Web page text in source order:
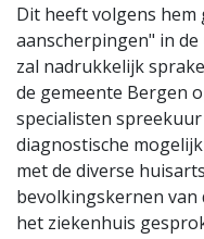
Dit heeft volgens hem
aanscherpingen" in
zal nadrukkelijk
de gemeente Bergen
specialisten
diagnostische
met de diverse
bevolkingskernen van
het ziekenhuis